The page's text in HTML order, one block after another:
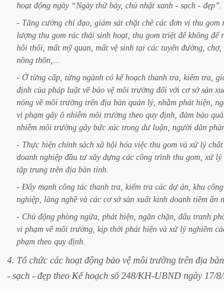
hoạt động ngày “Ngày thứ bảy, chủ nhật xanh - sạch - đẹp”.
- Tăng cường chỉ đạo, giám sát chặt chẽ các đơn vị thu gom
lượng thu gom rác thải sinh hoạt, thu gom triệt để không để
hôi thối, mất mỹ quan, mất vệ sinh tại các tuyến đường, chợ,
nông thôn,...
- Ở từng cấp, từng ngành có kế hoạch thanh tra, kiểm tra,
định của pháp luật về bảo vệ môi trường đối với cơ sở sản
nóng về môi trường trên địa bàn quản lý, nhằm phát hiện,
vi phạm gây ô nhiễm môi trường theo quy định, đảm bảo
nhiễm môi trường gây bức xúc trong dư luận, người dân
- Thực hiện chính sách xã hội hóa việc thu gom và xử lý chất
doanh nghiệp đầu tư xây dựng các công trình thu gom, xử lý
tập trung trên địa bàn tỉnh.
- Đẩy mạnh công tác thanh tra, kiểm tra các dự án, khu công
nghiệp, làng nghề và các cơ sở sản xuất kinh doanh tiềm ẩn
- Chủ động phòng ngừa, phát hiện, ngăn chặn, đấu tranh
vi phạm về môi trường, kịp thời phát hiện và xử lý nghiêm
phạm theo quy định.
4. Tổ chức các hoạt động bảo vệ môi trường trên địa bàn
- sạch - đẹp theo Kế hoạch số 248/KH-UBND ngày 17/